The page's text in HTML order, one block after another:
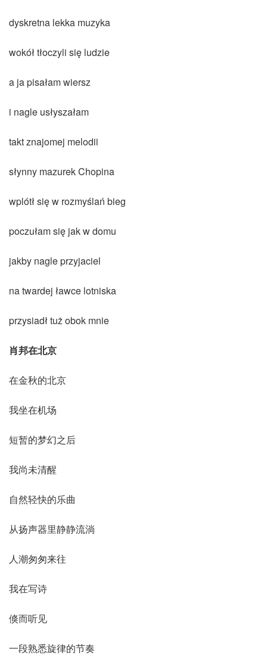
dyskretna lekka muzyka
wokół tłoczyli się ludzie
a ja pisałam wiersz
i nagle usłyszałam
takt znajomej melodii
słynny mazurek Chopina
wplótł się w rozmyślań bieg
poczułam się jak w domu
jakby nagle przyjaciel
na twardej ławce lotniska
przysiadł tuż obok mnie
肖邦在北京
在金秋的北京
我坐在机场
短暂的梦幻之后
我尚未清醒
自然轻快的乐曲
从扬声器里静静流淌
人潮匆匆来往
我在写诗
倏而听见
一段熟悉旋律的节奏